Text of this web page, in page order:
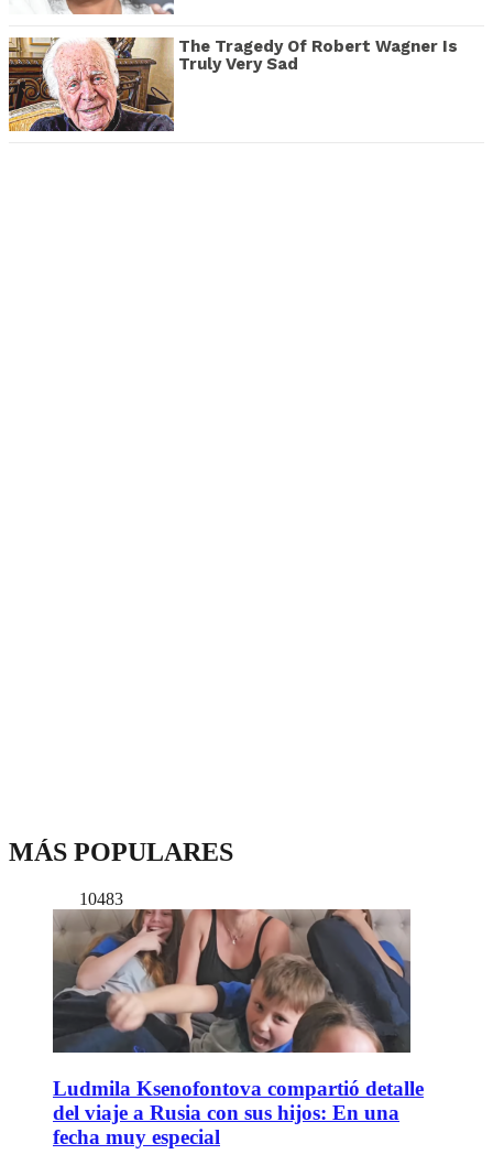
The Tragedy Of Robert Wagner Is
Truly Very Sad
MÁS POPULARES
10483
Ludmila Ksenofontova compartió detalle
del viaje a Rusia con sus hijos: En una
fecha muy especial